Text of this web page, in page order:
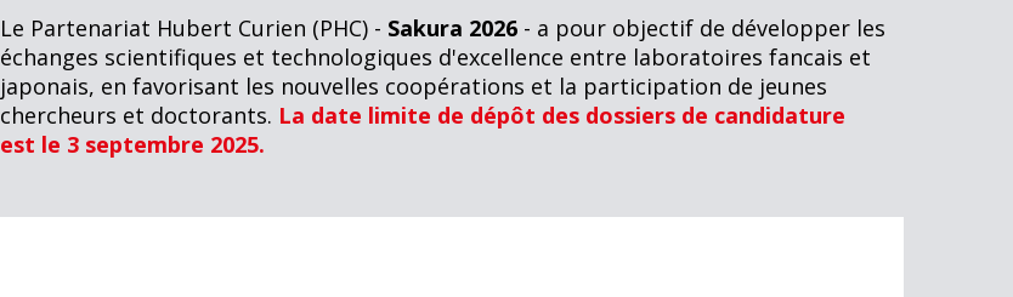
Le Partenariat Hubert Curien (PHC) - Sakura 2026 - a pour objectif de développer les
échanges scientifiques et technologiques d'excellence entre laboratoires fancais et
japonais, en favorisant les nouvelles coopérations et la participation de jeunes
chercheurs et doctorants. La date limite de dépôt des dossiers de candidature
est le 3 septembre 2025.